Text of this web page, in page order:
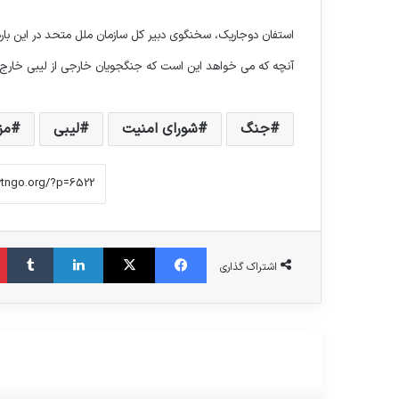
استفان دوجاریک، سخنگوی دبیر کل سازمان ملل متحد در این
آنچه که می خواهد این است که جنگجویان خارجی از لیبی
جنگ شورای امنیت لیبی
اشتراک گذاری
فیس بوک X لینکدین